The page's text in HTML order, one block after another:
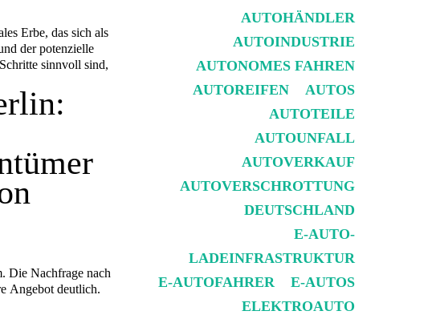
Erbe, das sich als
der potenzielle
sinnvoll sind,
Die Nachfrage nach
Angebot deutlich.
AUTOHÄNDLER
AUTOINDUSTRIE
AUTONOMES FAHREN
AUTOREIFEN
AUTOS
AUTOTEILE
AUTOUNFALL
AUTOVERKAUF
AUTOVERSCHROTTUNG
DEUTSCHLAND
E-AUTO-
LADEINFRASTRUKTUR
E-AUTOFAHRER
E-AUTOS
ELEKTROAUTO